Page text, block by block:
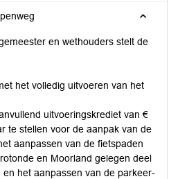
en wethouders stelt de
het volledig uitvoeren van het
uitvoeringskrediet van €
te stellen voor de aanpak van de
aanpassen van de fietspaden
en Moorland gelegen deel
en het aanpassen van de parkeer-